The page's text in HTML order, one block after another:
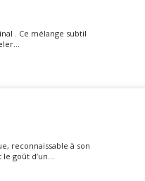
. Ce mélange subtil
reconnaissable à son
goût d’un...